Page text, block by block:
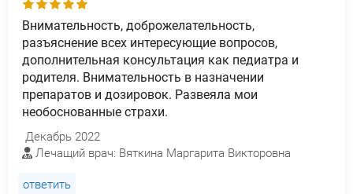
Внимательность, доброжелательность,
разъяснение всех интересующие вопросов,
дополнительная консультация как педиатра и
родителя. Внимательность в назначении
препаратов и дозировок. Развеяла мои
необоснованные страхи.
Декабрь 2022
Лечащий врач: Вяткина Маргарита Викторовна
ответить